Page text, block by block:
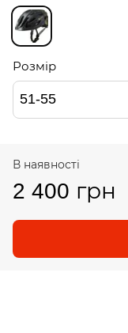
Розмір
51-55
В наявності
2 400 грн